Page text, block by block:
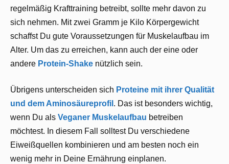
regelmäßig Krafttraining betreibt, sollte mehr davon zu
sich nehmen. Mit zwei Gramm je Kilo Körpergewicht
schaffst Du gute Voraussetzungen für Muskelaufbau im
Alter. Um das zu erreichen, kann auch der eine oder
andere Protein-Shake nützlich sein.
Übrigens unterscheiden sich Proteine mit ihrer Qualität
und dem Aminosäureprofil . Das ist besonders wichtig,
wenn Du als Veganer Muskelaufbau betreiben
möchtest. In diesem Fall solltest Du verschiedene
Eiweißquellen kombinieren und am besten noch ein
wenig mehr in Deine Ernährung einplanen.